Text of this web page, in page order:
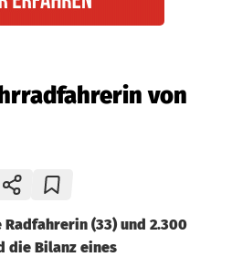
von
(33) und 2.300
die Bilanz eines